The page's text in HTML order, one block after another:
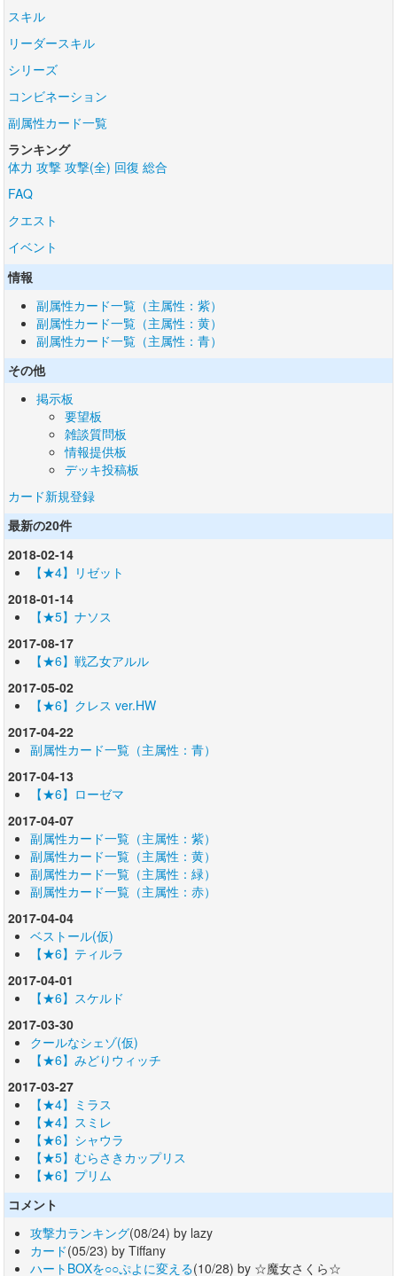
スキル
リーダースキル
シリーズ
コンビネーション
副属性カード一覧
ランキング
体力 攻撃 攻撃(全) 回復 総合
FAQ
クエスト
イベント
情報
副属性カード一覧（主属性：紫）
副属性カード一覧（主属性：黄）
副属性カード一覧（主属性：青）
その他
掲示板
要望板
雑談質問板
情報提供板
デッキ投稿板
カード新規登録
最新の20件
2018-02-14
【★4】リゼット
2018-01-14
【★5】ナソス
2017-08-17
【★6】戦乙女アルル
2017-05-02
【★6】クレス ver.HW
2017-04-22
副属性カード一覧（主属性：青）
2017-04-13
【★6】ローゼマ
2017-04-07
副属性カード一覧（主属性：紫）
副属性カード一覧（主属性：黄）
副属性カード一覧（主属性：緑）
副属性カード一覧（主属性：赤）
2017-04-04
ベストール(仮)
【★6】ティルラ
2017-04-01
【★6】スケルド
2017-03-30
クールなシェゾ(仮)
【★6】みどりウィッチ
2017-03-27
【★4】ミラス
【★4】スミレ
【★6】シャウラ
【★5】むらさきカップリス
【★6】プリム
コメント
攻撃力ランキング(08/24) by lazy
カード(05/23) by Tiffany
ハートBOXを○○ぷよに変える(10/28) by ☆魔女さくら☆